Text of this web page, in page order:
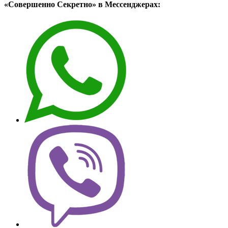
«Совершенно Секретно» в Мессенджерах: